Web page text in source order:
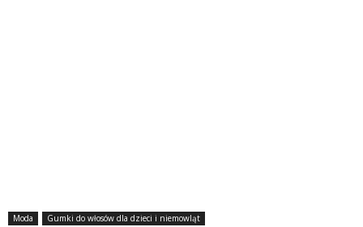
Moda Gumki do włosów dla dzieci i niemowląt